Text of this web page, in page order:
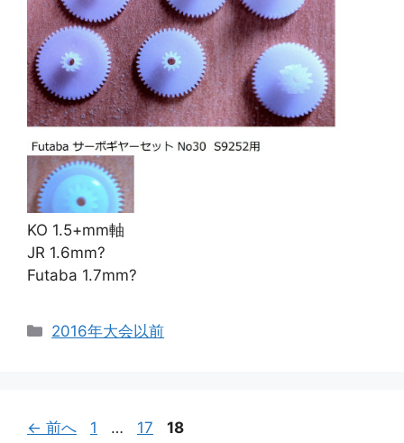
KO 1.5+mm軸
JR 1.6mm?
Futaba 1.7mm?
カ
ー
2016年大会以前
← 前へ
ペ
1 …
ペ
17
ペ
18